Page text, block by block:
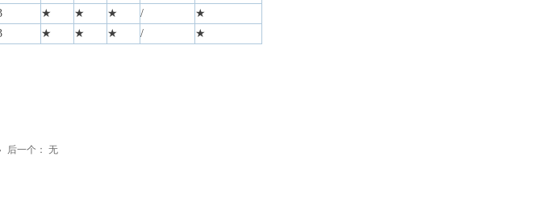
后一个： 无
★ ★ ★ /
★
★ ★ ★ / ★